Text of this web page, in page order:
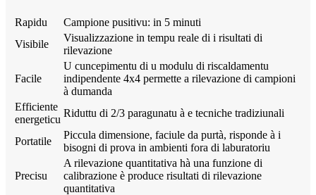
Rapidu
Campione pusitivu: in 5 minuti
Visibile
Visualizzazione in tempu reale di i risultati di
rilevazione
Facile
U cuncepimentu di u modulu di riscaldamentu
indipendente 4x4 permette a rilevazione di campioni
à dumanda
Efficiente
energeticu
Riduttu di 2/3 paragunatu à e tecniche tradiziunali
Portatile
Piccula dimensione, faciule da purtà, risponde à i
bisogni di prova in ambienti fora di laburatoriu
Precisu
A rilevazione quantitativa hà una funzione di
calibrazione è produce risultati di rilevazione
quantitativa